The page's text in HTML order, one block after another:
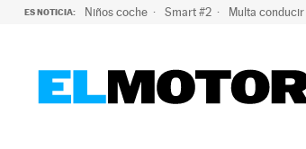
ES NOTICIA: Niños coche Smart #2 Multa conducir